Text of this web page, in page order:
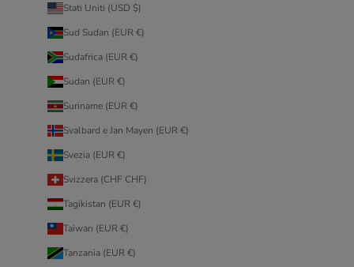
Stati Uniti (USD $)
Sud Sudan (EUR €)
Sudafrica (EUR €)
Sudan (EUR €)
Suriname (EUR €)
Svalbard e Jan Mayen (EUR €)
Svezia (EUR €)
Svizzera (CHF CHF)
Tagikistan (EUR €)
Taiwan (EUR €)
Tanzania (EUR €)